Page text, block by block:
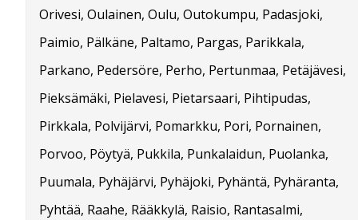
Orivesi, Oulainen, Oulu, Outokumpu, Padasjoki,
Paimio, Pälkäne, Paltamo, Pargas, Parikkala,
Parkano, Pedersöre, Perho, Pertunmaa, Petäjävesi,
Pieksämäki, Pielavesi, Pietarsaari, Pihtipudas,
Pirkkala, Polvijärvi, Pomarkku, Pori, Pornainen,
Porvoo, Pöytyä, Pukkila, Punkalaidun, Puolanka,
Puumala, Pyhäjärvi, Pyhäjoki, Pyhäntä, Pyhäranta,
Pyhtää, Raahe, Rääkkylä, Raisio, Rantasalmi,